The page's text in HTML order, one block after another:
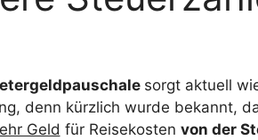
sorgt aktuell
denn kürzlich wurde bekannt,
Geld für Reisekosten von der